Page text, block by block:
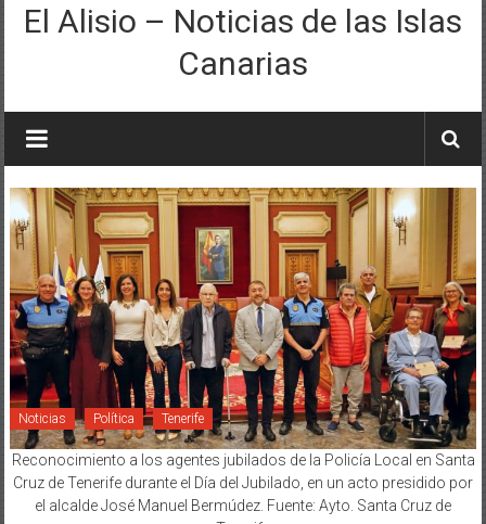
El Alisio – Noticias de las Islas
Canarias
Noticias Política Tenerife
Reconocimiento a los agentes jubilados de la Policía Local en Santa
Cruz de Tenerife durante el Día del Jubilado, en un acto presidido por
el alcalde José Manuel Bermúdez. Fuente: Ayto. Santa Cruz de